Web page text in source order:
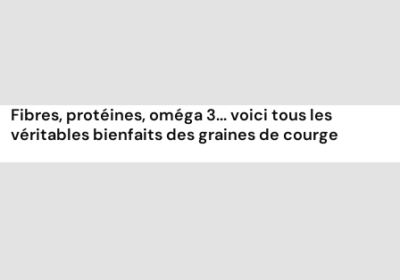
Fibres, protéines, oméga 3... voici tous les
véritables bienfaits des graines de courge